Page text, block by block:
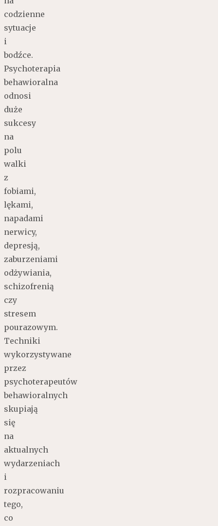
codzienne
sytuacje
i
bodźce.
Psychoterapia
behawioralna
odnosi
duże
sukcesy
na
polu
walki
z
fobiami,
lękami,
napadami
nerwicy,
depresją,
zaburzeniami
odżywiania,
schizofrenią
czy
stresem
pourazowym.
Techniki
wykorzystywane
przez
psychoterapeutów
behawioralnych
skupiają
się
na
aktualnych
wydarzeniach
i
rozpracowaniu
tego,
co